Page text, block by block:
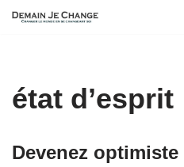
état d’esprit
Devenez